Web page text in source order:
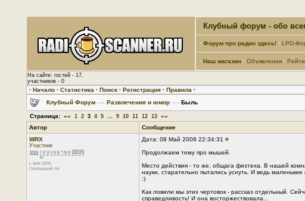
Клубный форум - обо
· Форум про радио здесь! · LPD-
· Наш магазин · Объявления ·
На сайте: гостей - 17,
участников - 0
· Начало· Статистика · Поиск· Регистрация· Правила ·
Клубный Форум —› Развлечения и юмор —›Быль
Страница: «« 1 2 3 4 5... 9 10 11 12 13 »»
Автор
Сообщение
WRX
Участник
с мая 2005
Сообщений: 66
Дата: 08 Май 2008 22:34:31 #
Продолжаем тему про мышей.
Место действия - то же, общага физтеха. В нашей
науки, старательно пытались уснуть. И ведь
:)
Как ловили мы этих чертовок - рассказ отдельный.
справедливость! И она восторжествовала...